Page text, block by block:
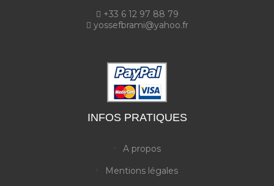
+33 6 12 97 88 79
yossefbrami@yahoo.fr
INFOS PRATIQUES
A propos
Mentions légales